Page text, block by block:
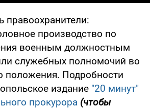
правоохранители:
производство по
военным должностным
служебных полномочий во
положения. Подробности
издание "20 минут"
прокурора (чтобы